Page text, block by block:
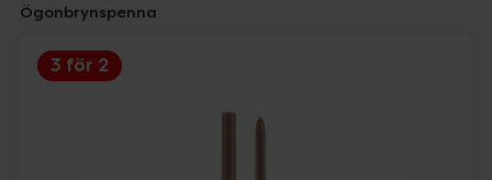
Ögonbrynspenna
3 för 2
Lista: . Innehåller 2 objekt.